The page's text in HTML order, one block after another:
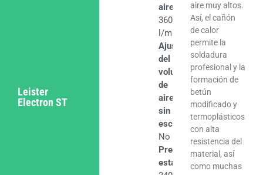
Leister
Electron ST
aire
360
l/min
Ajuste
del
volumen
de
aire
sin
escalas
No
Presión
estática
aire muy altos.
Así, el cañón
de calor
permite la
soldadura
profesional y la
formación de
betún
modificado y
termoplásticos
con alta
resistencia del
material, así
como muchas